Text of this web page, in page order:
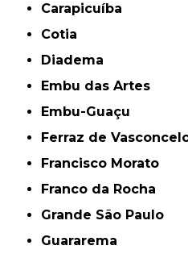
Carapicuíba
Cotia
Diadema
Embu das Artes
Embu-Guaçu
Ferraz de
Francisco Morato
Franco da Rocha
Grande São Paulo
Guararema